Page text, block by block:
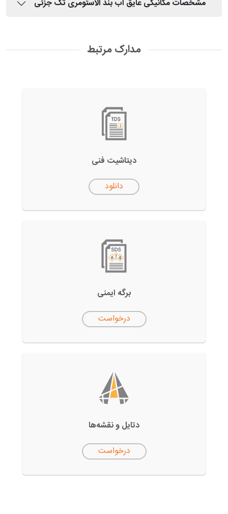
مشخصات مکانیکی عایق آب بند الاستومری تک جزئی
مدارک مرتبط
دیتاشیت فنی
دانلود
برگه ایمنی
درخواست
دتایل‌ و نقشه‌ها
درخواست